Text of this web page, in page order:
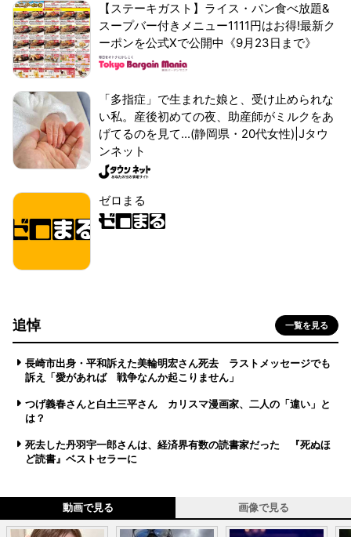
【ステーキガスト】ライス・パン食べ放題&
スープバー付きメニュー1111円はお得!最新ク
ーポンを公式Xで公開中《9月23日まで》
「多指症」で生まれた娘と、受け止められな
い私。産後初めての夜、助産師がミルクをあ
げてるのを見て...(静岡県・20代女性)|Jタウ
ンネット
ゼロまる
追悼 一覧を見る
長崎市出身・平和訴えた美輪明宏さん死去 ラストメッセージでも
訴え「愛があれば 戦争なんか起こりません」
つげ義春さんと白土三平さん カリスマ漫画家、二人の「違い」と
は？
死去した丹羽宇一郎さんは、経済界有数の読書家だった 『死ぬほ
ど読書』ベストセラーに
動画で見る 画像で見る